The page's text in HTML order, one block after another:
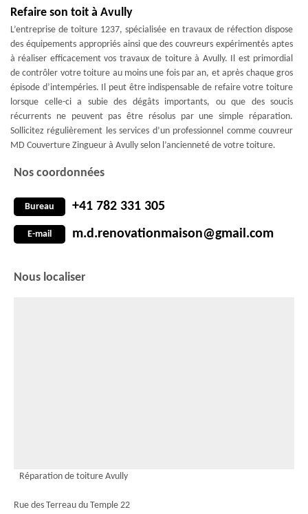
Refaire son toit à Avully
L’entreprise de toiture 1237, spécialisée en travaux de réfection dispose
des équipements appropriés ainsi que des couvreurs expérimentés aptes
à réaliser efficacement vos travaux de toiture à Avully. Il est primordial
de contrôler votre toiture au moins une fois par an, et après chaque gros
épisode d’intempéries. Il peut être indispensable de refaire votre toiture
lorsque celle-ci a subie des dégâts importants, ou que des soucis
récurrents ne peuvent pas être résolus par une simple réparation.
Sollicitez régulièrement les services d’un professionnel comme couvreur
MD Couverture Zingueur à Avully selon l’ancienneté de votre toiture.
Nos coordonnées
Bureau +41 782 331 305
E-mail m.d.renovationmaison@gmail.com
Nous localiser
Réparation de toiture Avully
Rue des Terreau du Temple 22